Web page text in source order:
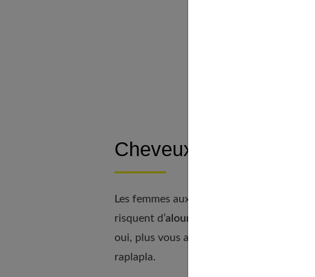
Cheveux fins : les
Les femmes aux cheveux fins ne
risquent d’alourdir ou d’aplatir leur
oui, plus vous avez de la longueur et
raplapla.